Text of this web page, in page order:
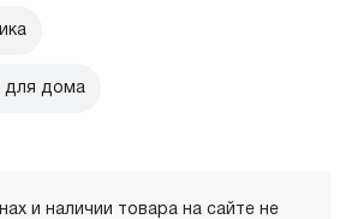
для дома
и наличии товара на сайте не